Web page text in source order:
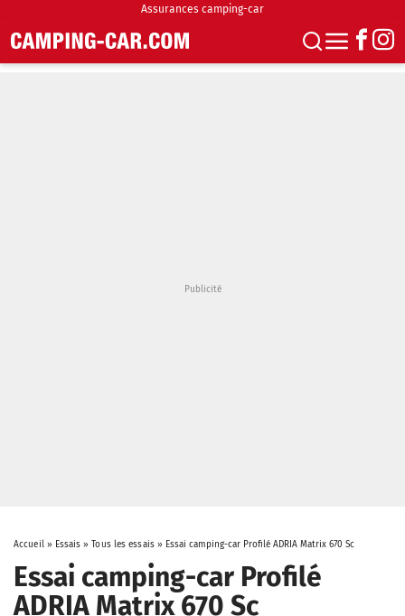
Assurances camping-car
Accueil» Essais »Tous les essais» Essai camping-car Profilé ADRIA Matrix 670 Sc
Essai camping-car Profilé
ADRIA Matrix 670 Sc